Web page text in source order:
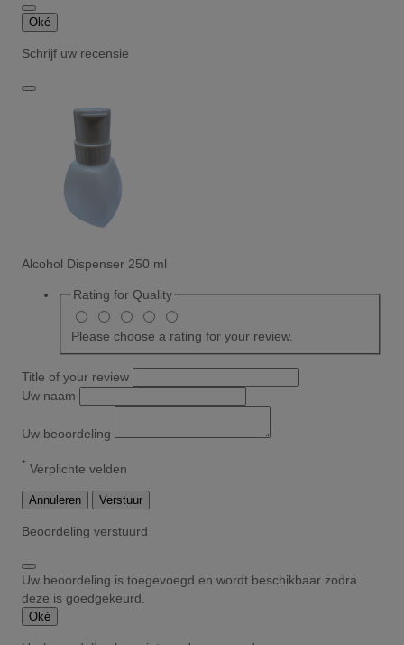
Oké
Schrijf uw recensie
Alcohol Dispenser 250 ml
Rating for Quality
Please choose a rating for your review.
Title of your review
Uw naam
Uw beoordeling
* Verplichte velden
Annuleren Verstuur
Beoordeling verstuurd
Uw beoordeling is toegevoegd en wordt beschikbaar zodra
deze is goedgekeurd.
Oké